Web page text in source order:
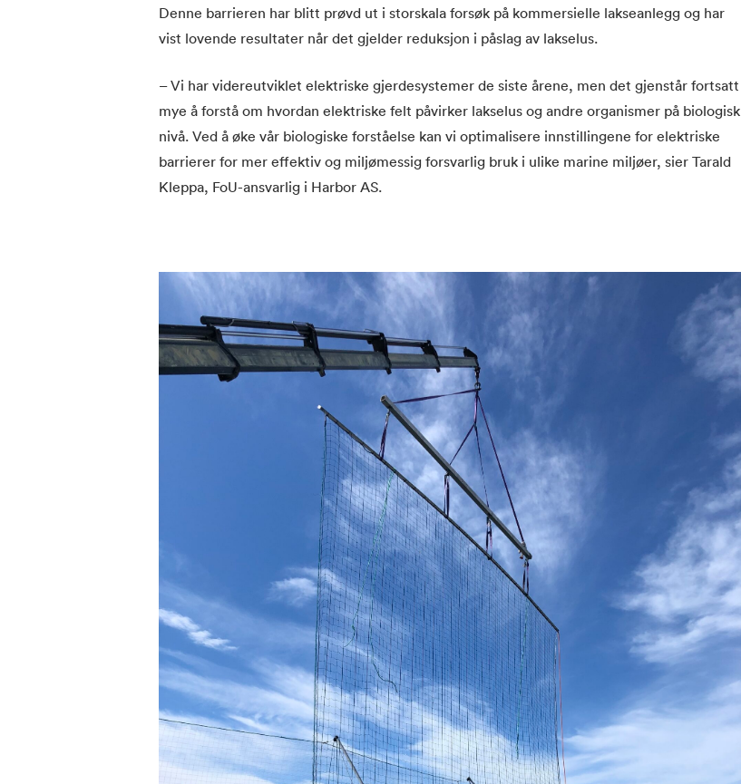
Denne barrieren har blitt prøvd ut i storskala forsøk på kommersielle lakseanlegg og har
vist lovende resultater når det gjelder reduksjon i påslag av lakselus.
– Vi har videreutviklet elektriske gjerdesystemer de siste årene, men det gjenstår fortsatt
mye å forstå om hvordan elektriske felt påvirker lakselus og andre organismer på biologisk
nivå. Ved å øke vår biologiske forståelse kan vi optimalisere innstillingene for elektriske
barrierer for mer effektiv og miljømessig forsvarlig bruk i ulike marine miljøer, sier Tarald
Kleppa, FoU-ansvarlig i Harbor AS.